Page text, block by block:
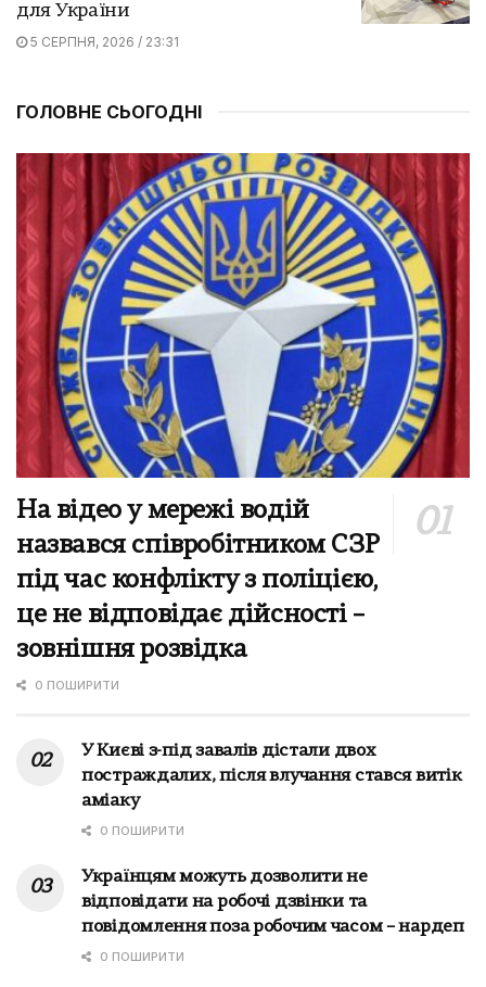
для України
5 СЕРПНЯ, 2026 / 23:31
ГОЛОВНЕ СЬОГОДНІ
На відео у мережі водій
назвався співробітником СЗР
під час конфлікту з поліцією,
це не відповідає дійсності –
зовнішня розвідка
0 ПОШИРИТИ
У Києві з-під завалів дістали двох
постраждалих, після влучання стався витік
аміаку
0 ПОШИРИТИ
Українцям можуть дозволити не
відповідати на робочі дзвінки та
повідомлення поза робочим часом – нардеп
0 ПОШИРИТИ